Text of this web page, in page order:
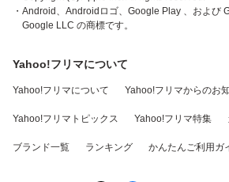
・Android、Androidロゴ、Google Play 、および
Google LLC の商標です。
Yahoo!フリマについて
Yahoo!フリマについて Yahoo!フリマからのお
Yahoo!フリマトピックス Yahoo!フリマ特集
ブランド一覧 ランキング かんたんご利用ガ